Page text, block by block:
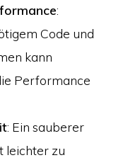
:
Code und
kann
Performance
: Ein sauberer
leichter zu